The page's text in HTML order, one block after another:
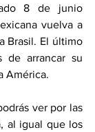
8 de junio
vuelva a
Brasil. El último
de arrancar su
América.
ver por las
al igual que los